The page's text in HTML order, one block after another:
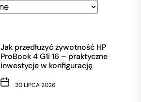
Jak przedłużyć żywotność HP
ProBook 4 G1i 16 – praktyczne
inwestycje w konfigurację
20 LIPCA 2026